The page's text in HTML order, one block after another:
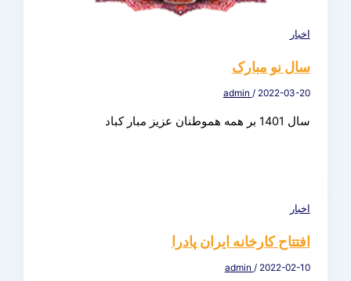
اخبار
سال نو مبارک
admin / 2022-03-20
سال 1401 بر همه هموطنان عزیز مبار کباد
اخبار
افتتاح کارخانه ایران پادرا
admin / 2022-02-10